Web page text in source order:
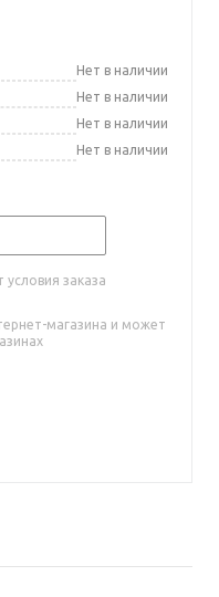
Нет в наличии
Нет в наличии
Нет в наличии
Нет в наличии
заказа
магазина и может